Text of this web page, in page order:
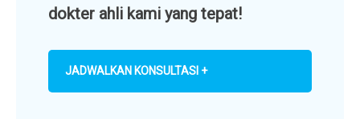
dokter ahli kami yang tepat!
JADWALKAN KONSULTASI +